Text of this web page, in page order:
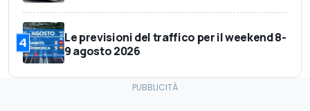
4
Le previsioni del traffico per il weekend 8-
9 agosto 2026